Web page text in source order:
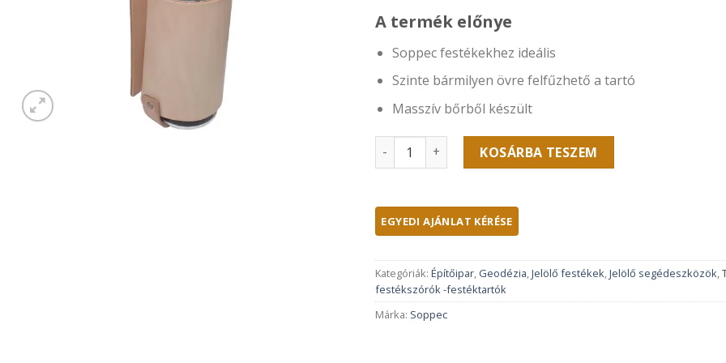
A termék előnye
Soppec festékekhez ideális
Szinte bármilyen övre felfűzhető a tartó
Masszív bőrből készült
SO-Soppec Övre akasztható festéktartó mennyiség
KOSÁRBA TESZEM
Kategóriák: Építőipar, Geodézia,Jelölő festékek,Jelölő segédeszközök,
festékszórók -festéktartók
Márka: Soppec